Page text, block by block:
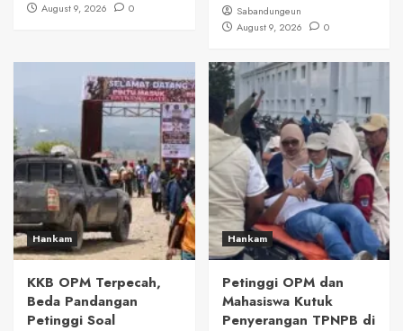
August 9, 2026
0
Sabandungeun
August 9, 2026
0
Hankam
KKB OPM Terpecah,
Beda Pandangan
Petinggi Soal
Hankam
Petinggi OPM dan
Mahasiswa Kutuk
Penyerangan TPNPB di